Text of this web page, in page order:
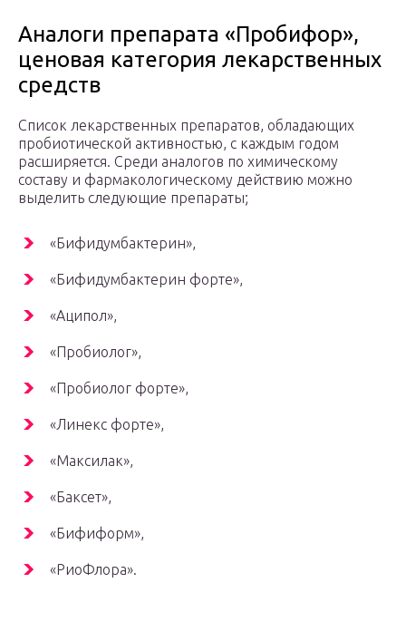
Аналоги препарата «Пробифор»,
ценовая категория лекарственных
средств
Список лекарственных препаратов, обладающих
пробиотической активностью, с каждым годом
расширяется. Среди аналогов по химическому
составу и фармакологическому действию можно
выделить следующие препараты;
«Бифидумбактерин»,
«Бифидумбактерин форте»,
«Аципол»,
«Пробиолог»,
«Пробиолог форте»,
«Линекс форте»,
«Максилак»,
«Баксет»,
«Бифиформ»,
«РиоФлора».